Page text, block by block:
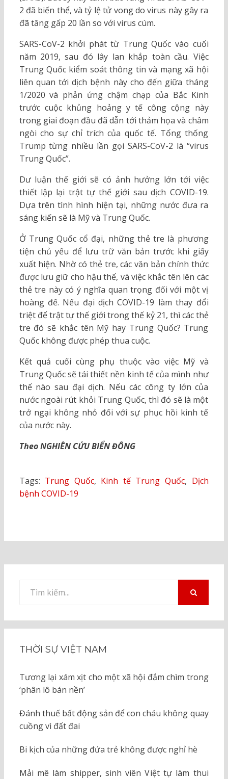
2 đã biến thể, và tỷ lệ tử vong do virus này gây ra
đã tăng gấp 20 lần so với virus cúm.
SARS-CoV-2 khởi phát từ Trung Quốc vào cuối
năm 2019, sau đó lây lan khắp toàn cầu. Việc
Trung Quốc kiểm soát thông tin và mạng xã hội
liên quan tới dịch bệnh này cho đến giữa tháng
1/2020 và phản ứng chậm chạp của Bắc Kinh
trước cuộc khủng hoảng y tế công cộng này
trong giai đoạn đầu đã dẫn tới thảm họa và châm
ngòi cho sự chỉ trích của quốc tế. Tổng thống
Trump từng nhiều lần gọi SARS-CoV-2 là “virus
Trung Quốc”.
Dư luận thế giới sẽ có ảnh hưởng lớn tới việc
thiết lập lại trật tự thế giới sau dịch COVID-19.
Dựa trên tình hình hiện tại, những nước đưa ra
sáng kiến sẽ là Mỹ và Trung Quốc.
Ở Trung Quốc cổ đại, những thẻ tre là phương
tiện chủ yếu để lưu trữ văn bản trước khi giấy
xuất hiện. Nhờ có thẻ tre, các văn bản chính thức
được lưu giữ cho hậu thế, và việc khắc tên lên các
thẻ tre này có ý nghĩa quan trọng đối với một vị
hoàng đế. Nếu đại dịch COVID-19 làm thay đổi
triệt để trật tự thế giới trong thế kỷ 21, thì các thẻ
tre đó sẽ khắc tên Mỹ hay Trung Quốc? Trung
Quốc không được phép thua cuộc.
Kết quả cuối cùng phụ thuộc vào việc Mỹ và
Trung Quốc sẽ tái thiết nền kinh tế của mình như
thế nào sau đại dịch. Nếu các công ty lớn của
nước ngoài rút khỏi Trung Quốc, thì đó sẽ là một
trở ngại không nhỏ đối với sự phục hồi kinh tế
của nước này.
Theo NGHIÊN CỨU BIỂN ĐÔNG
Tags: Trung Quốc, Kinh tế Trung Quốc, Dịch
bệnh COVID-19
kiếm
THỜI SỰ VIỆT NAM
Tương lại xám xịt cho một xã hội đắm chìm trong
‘phân lô bán nền’
Đánh thuế bất động sản để con cháu không quay
cuồng vì đất đai
Bi kịch của những đứa trẻ không được nghỉ hè
Mải mê làm shipper, sinh viên Việt tự làm thui